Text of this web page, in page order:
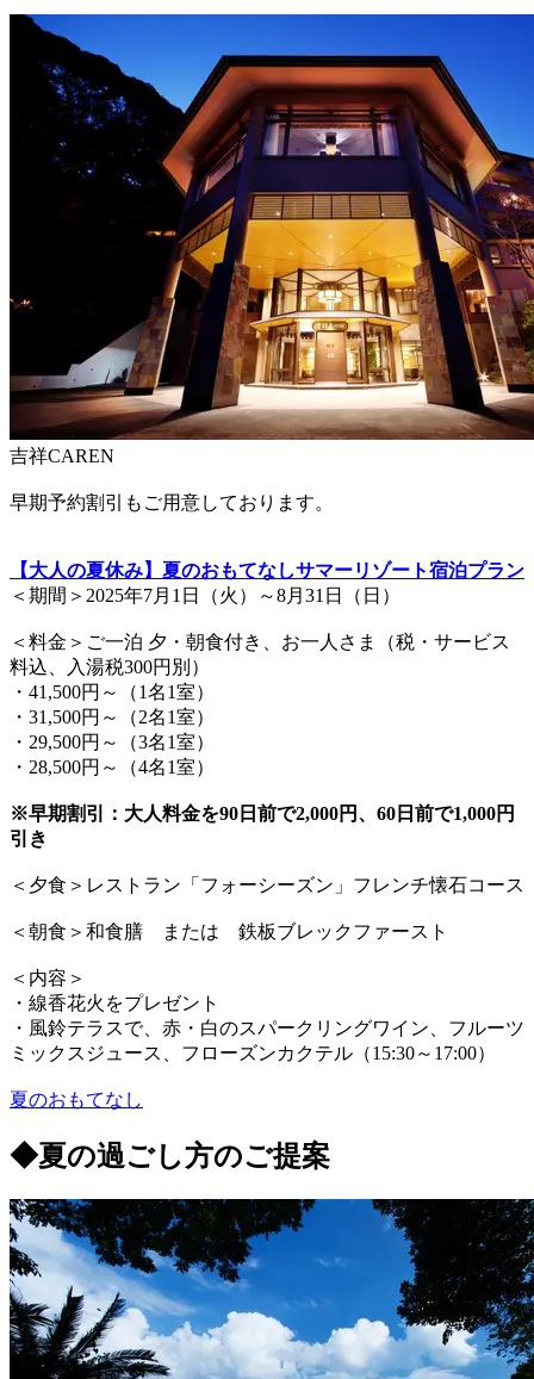
吉祥CAREN
早期予約割引もご用意しております。
【大人の夏休み】夏のおもてなしサマーリゾート宿泊プラン
＜期間＞2025年7月1日（火）～8月31日（日）
＜料金＞ご一泊 夕・朝食付き、お一人さま（税・サービス
料込、入湯税300円別）
・41,500円～（1名1室）
・31,500円～（2名1室）
・29,500円～（3名1室）
・28,500円～（4名1室）
※早期割引：大人料金を90日前で2,000円、60日前で1,000円
引き
＜夕食＞レストラン「フォーシーズン」フレンチ懐石コース
＜朝食＞和食膳 または 鉄板ブレックファースト
＜内容＞
・線香花火をプレゼント
・風鈴テラスで、赤・白のスパークリングワイン、フルーツ
ミックスジュース、フローズンカクテル（15:30～17:00）
夏のおもてなし
◆夏の過ごし方のご提案